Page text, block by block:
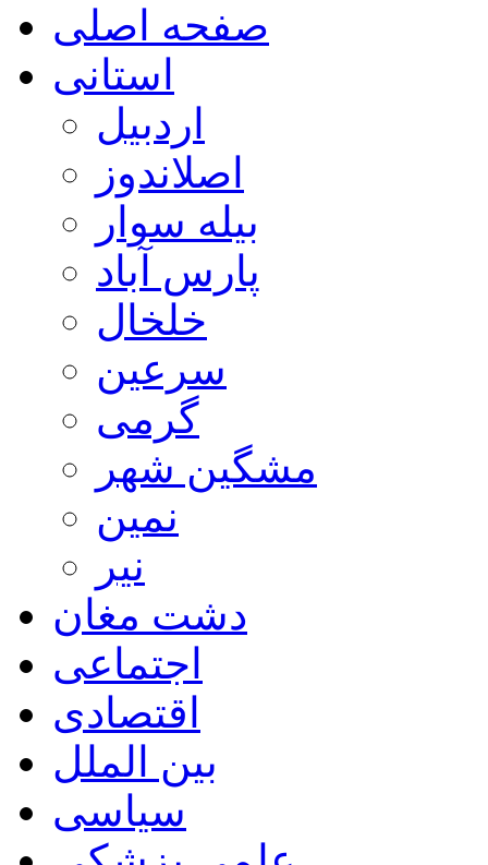
صفحه اصلی
استانی
اردبیل
اصلاندوز
بیله سوار
پارس آباد
خلخال
سرعین
گرمی
مشگین شهر
نمین
نیر
دشت مغان
اجتماعی
اقتصادی
بین الملل
سیاسی